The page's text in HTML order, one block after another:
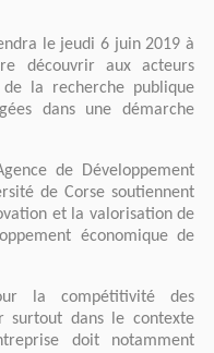
le jeudi 6 juin 2019 à
découvrir aux acteurs
la recherche publique
dans une démarche
de Développement
de Corse soutiennent
et la valorisation de
économique de
la compétitivité des
surtout dans le contexte
doit notamment